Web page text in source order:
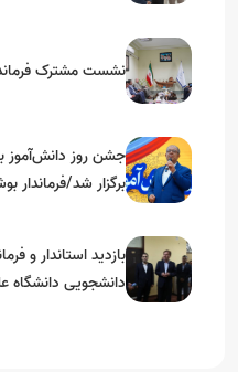
نشست مشترک
جشن روز دانش‌آموز
برگزار شد/فرماندار
بازدید استاندار و
دانشجویی دانشگاه